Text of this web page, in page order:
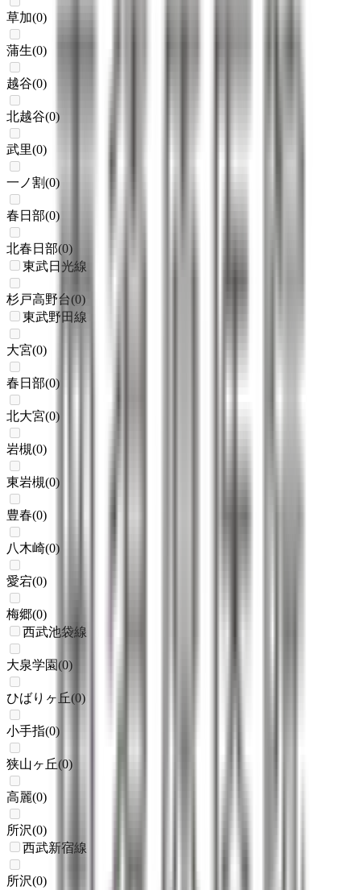
草加(0)
蒲生(0)
越谷(0)
北越谷(0)
武里(0)
一ノ割(0)
春日部(0)
北春日部(0)
東武日光線
杉戸高野台(0)
東武野田線
大宮(0)
春日部(0)
北大宮(0)
岩槻(0)
東岩槻(0)
豊春(0)
八木崎(0)
愛宕(0)
梅郷(0)
西武池袋線
大泉学園(0)
ひばりヶ丘(0)
小手指(0)
狭山ヶ丘(0)
高麗(0)
所沢(0)
西武新宿線
所沢(0)